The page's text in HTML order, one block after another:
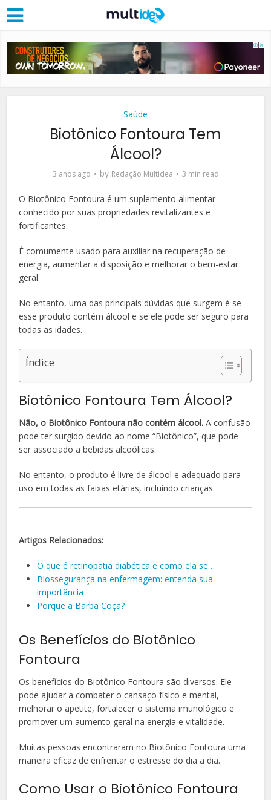
Saúde
Biotônico Fontoura Tem
Álcool?
3 anos ago by Redação Multidea 3 min read
O Biotônico Fontoura é um suplemento alimentar
conhecido por suas propriedades revitalizantes e
fortificantes.
É comumente usado para auxiliar na recuperação de
energia, aumentar a disposição e melhorar o bem-estar
geral.
No entanto, uma das principais dúvidas que surgem é se
esse produto contém álcool e se ele pode ser seguro para
todas as idades.
Índice
Biotônico Fontoura Tem Álcool?
Não, o Biotônico Fontoura não contém álcool. A confusão
pode ter surgido devido ao nome “Biotônico”, que pode
ser associado a bebidas alcoólicas.
No entanto, o produto é livre de álcool e adequado para
uso em todas as faixas etárias, incluindo crianças.
Artigos Relacionados:
O que é retinopatia diabética e como ela se…
Biossegurança na enfermagem: entenda sua
importância
Porque a Barba Coça?
Os Benefícios do Biotônico
Fontoura
Os benefícios do Biotônico Fontoura são diversos. Ele
pode ajudar a combater o cansaço físico e mental,
melhorar o apetite, fortalecer o sistema imunológico e
promover um aumento geral na energia e vitalidade.
Muitas pessoas encontraram no Biotônico Fontoura uma
maneira eficaz de enfrentar o estresse do dia a dia.
Como Usar o Biotônico Fontoura